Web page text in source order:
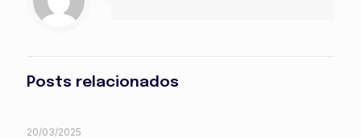
Posts relacionados
20/03/2025